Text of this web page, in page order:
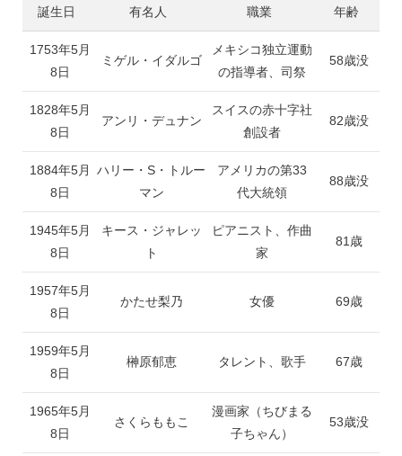
誕生日 有名人 職業 年齢
1753年5月
8日
ミゲル・イダルゴ
メキシコ独立運動
の指導者、司祭
58歳没
1828年5月
8日
アンリ・デュナン
スイスの赤十字社
創設者
82歳没
1884年5月
8日
ハリー・S・トルー
マン
アメリカの第33
代大統領
88歳没
1945年5月
8日
キース・ジャレッ
ト
ピアニスト、作曲
家
81歳
1957年5月
8日
かたせ梨乃 女優 69歳
1959年5月
8日
榊原郁恵 タレント、歌手 67歳
1965年5月
8日
さくらももこ
漫画家（ちびまる
子ちゃん）
53歳没